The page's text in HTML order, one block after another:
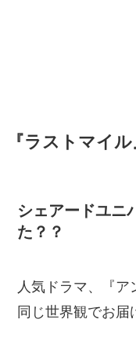
『ラストマイ
シェアードユニ
た？？
人気ドラマ、『ア
同じ世界観でお届